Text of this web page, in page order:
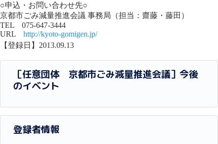
○申込・お問い合わせ先○
京都市ごみ減量推進会議 事務局（担当：齋藤・藤田）
TEL 075-647-3444
URL http://kyoto-gomigen.jp/
【登録日】2013.09.13
［任意団体 京都市ごみ減量推進会議］今後
のイベント
登録者情報